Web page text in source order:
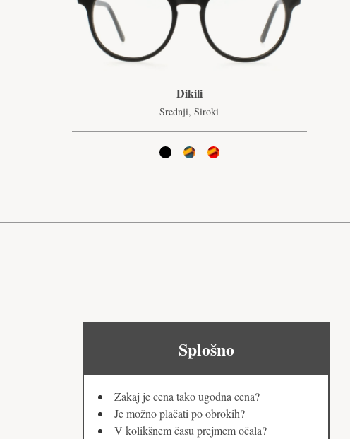
Dikili
Srednji, Široki
Splošno
Zakaj je cena tako ugodna cena?
Je možno plačati po obrokih?
V kolikšnem času prejmem očala?